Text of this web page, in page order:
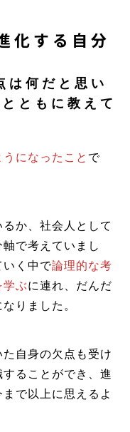
化する自分
は何だと思い
ともに教えて
になったこと で
か、社会人として
で考えていまし
いく中で論理的な考
学ぶに連れ、だんだ
りました。
自身の欠点も受け
ることができ、進
で以上に思えるよ